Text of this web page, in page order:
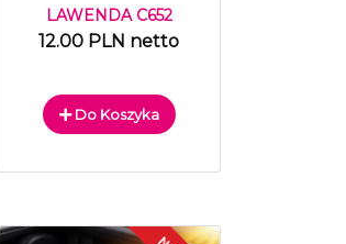
LAWENDA C652
12.00 PLN netto
Do Koszyka